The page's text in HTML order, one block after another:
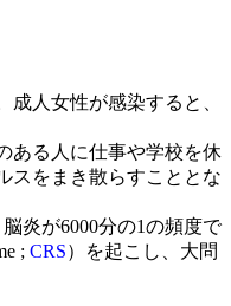
人女性が感染すると、
ある人に仕事や学校を休
スをまき散らすこととな
炎が6000分の1の頻度で
; CRS）を起こし、大問